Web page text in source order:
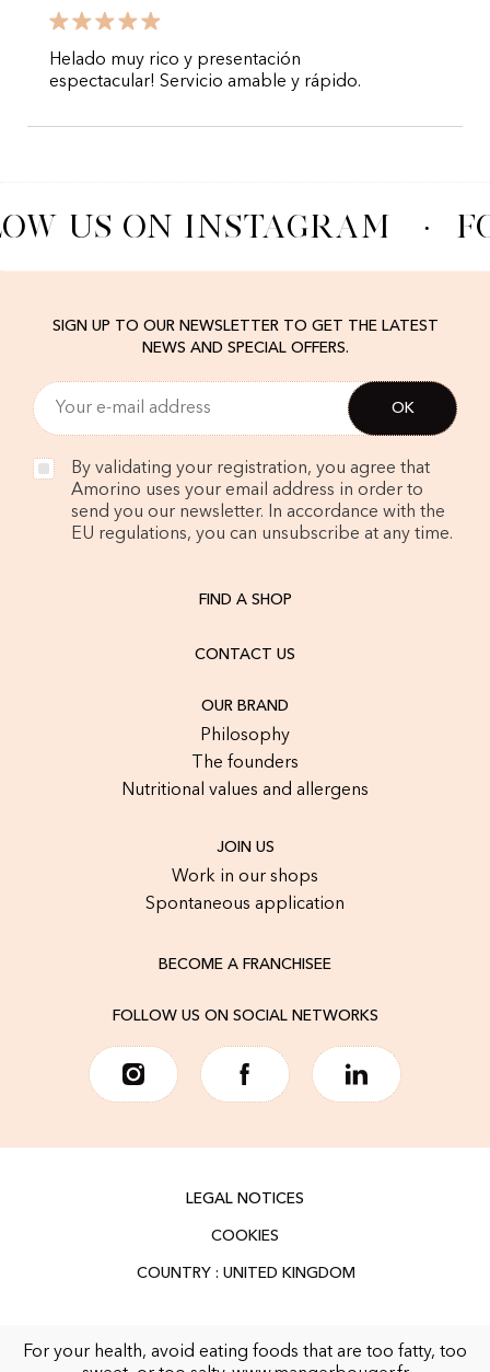
Helado muy rico y presentación
espectacular! Servicio amable y rápido.
US ON INSTAGRAM ·
SIGN UP TO OUR NEWSLETTER TO GET THE LATEST
NEWS AND SPECIAL OFFERS.
By validating your registration, you agree that
Amorino uses your email address in order to
send you our newsletter. In accordance with the
EU regulations, you can unsubscribe at any time.
FIND A SHOP
CONTACT US
OUR BRAND
Philosophy
The founders
Nutritional values and allergens
JOIN US
Work in our shops
Spontaneous application
BECOME A FRANCHISEE
FOLLOW US ON SOCIAL NETWORKS
LEGAL NOTICES
COOKIES
For your health, avoid eating foods that are too fatty, too